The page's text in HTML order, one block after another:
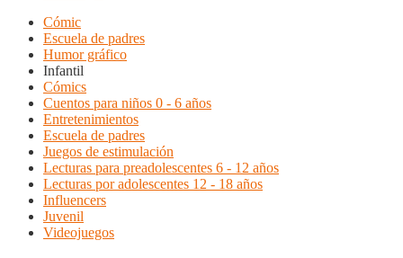
Cómic
Escuela de padres
Humor gráfico
Infantil
Cómics
Cuentos para niños 0 - 6 años
Entretenimientos
Escuela de padres
Juegos de estimulación
Lecturas para preadolescentes 6 - 12 años
Lecturas por adolescentes 12 - 18 años
Influencers
Juvenil
Videojuegos